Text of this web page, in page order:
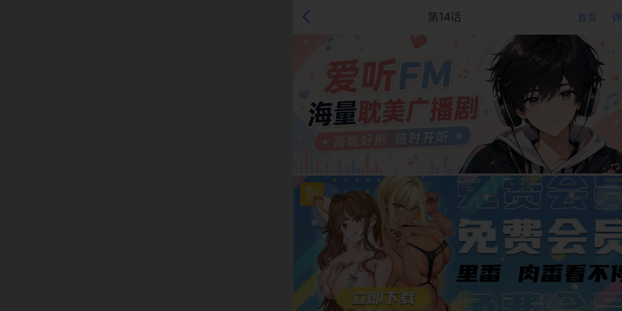
第14话 首页